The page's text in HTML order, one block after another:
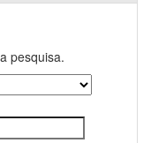
pesquisa.